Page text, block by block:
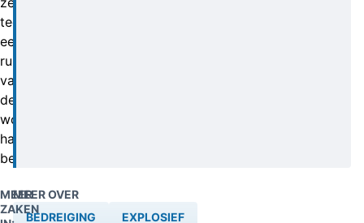
tegen
een
ruit
van
de
woonkamer
hadden
bevestigd.
MEER
ZAKEN
MEER OVER
BEDREIGING
EXPLOSIEF